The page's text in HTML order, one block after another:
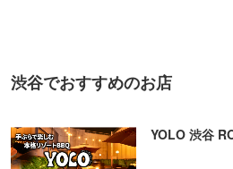
渋谷でおすすめのお店
YOLO 渋谷